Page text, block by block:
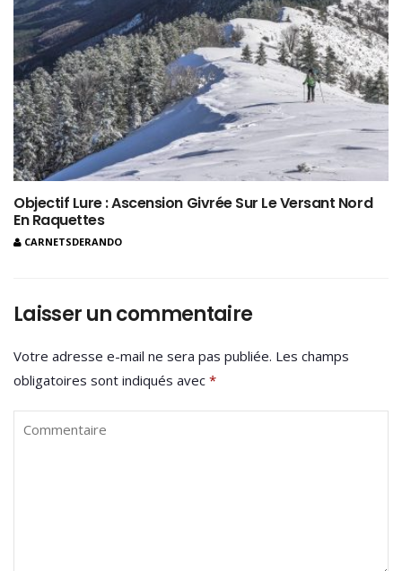
Objectif Lure : Ascension Givrée Sur Le Versant Nord
En Raquettes
CARNETSDERANDO
Laisser un commentaire
Votre adresse e-mail ne sera pas publiée. Les champs
obligatoires sont indiqués avec *